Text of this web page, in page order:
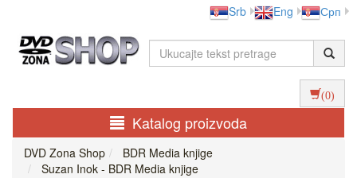
Srb Eng Срп
(0)
Katalog proizvoda
DVD Zona Shop
BDR Media knjige
Suzan Inok - BDR Media knjige